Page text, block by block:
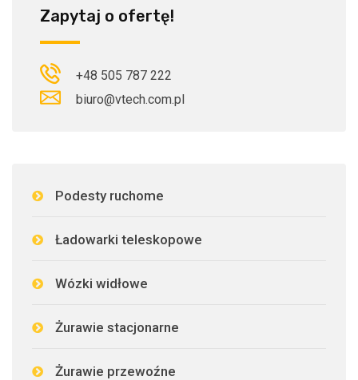
Zapytaj o ofertę!
+48 505 787 222
biuro@vtech.com.pl
Podesty ruchome
Ładowarki teleskopowe
Wózki widłowe
Żurawie stacjonarne
Żurawie przewoźne